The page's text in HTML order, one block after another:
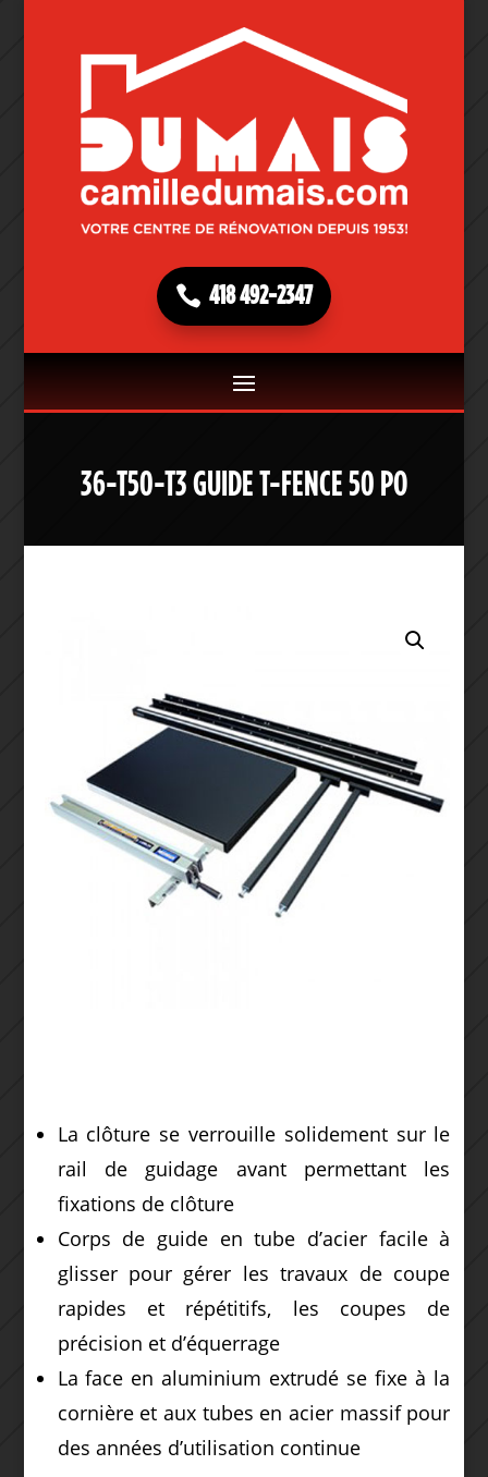
418 492-2347
36-T50-T3 GUIDE T-FENCE 50 PO
La clôture se verrouille solidement sur le
rail de guidage avant permettant les
fixations de clôture
Corps de guide en tube d’acier facile à
glisser pour gérer les travaux de coupe
rapides et répétitifs, les coupes de
précision et d’équerrage
La face en aluminium extrudé se fixe à la
cornière et aux tubes en acier massif pour
des années d’utilisation continue